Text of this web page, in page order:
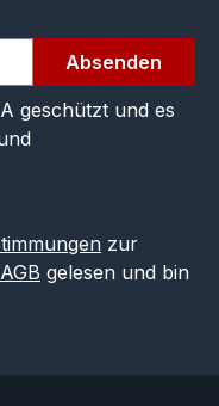
Absenden
geschützt und es
zur
AGB gelesen und bin